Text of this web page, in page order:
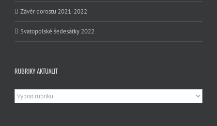
Závěr dorostu 2021-2022
Svatopolské šedesátky 2022
RUBRIKY AKTUALIT
Rubriky
aktualit